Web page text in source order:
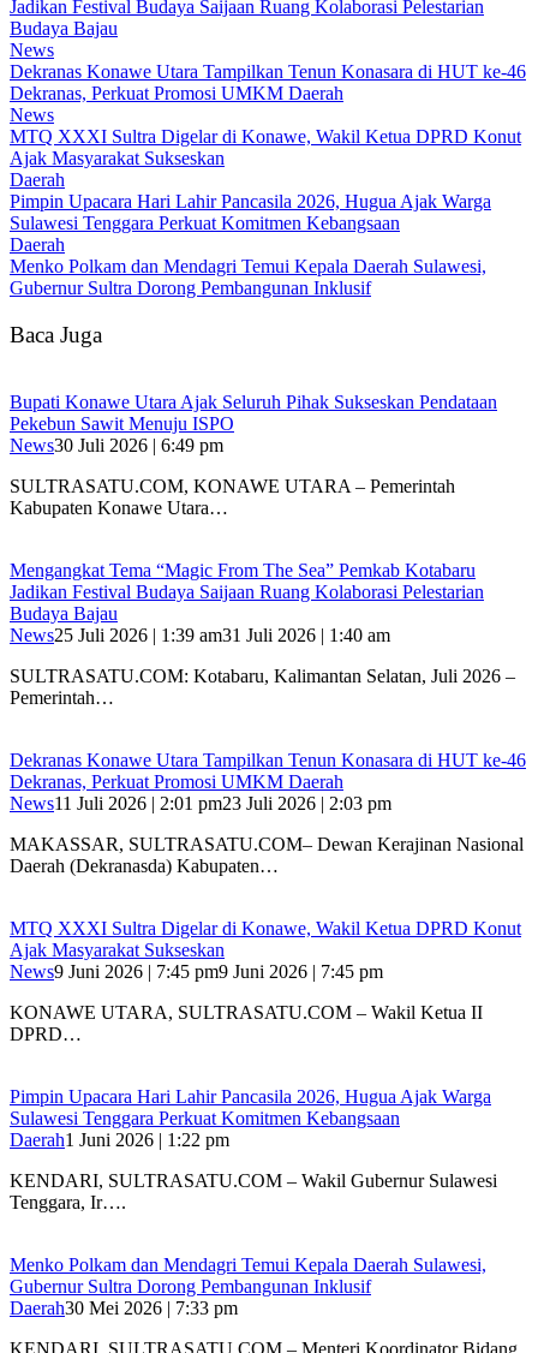
Jadikan Festival Budaya Saijaan Ruang Kolaborasi Pelestarian
Budaya Bajau
News
Dekranas Konawe Utara Tampilkan Tenun Konasara di HUT ke-46
Dekranas, Perkuat Promosi UMKM Daerah
News
MTQ XXXI Sultra Digelar di Konawe, Wakil Ketua DPRD Konut
Ajak Masyarakat Sukseskan
Daerah
Pimpin Upacara Hari Lahir Pancasila 2026, Hugua Ajak Warga
Sulawesi Tenggara Perkuat Komitmen Kebangsaan
Daerah
Menko Polkam dan Mendagri Temui Kepala Daerah Sulawesi,
Gubernur Sultra Dorong Pembangunan Inklusif
Baca Juga
Bupati Konawe Utara Ajak Seluruh Pihak Sukseskan Pendataan
Pekebun Sawit Menuju ISPO
News30 Juli 2026 | 6:49 pm
SULTRASATU.COM, KONAWE UTARA – Pemerintah
Kabupaten Konawe Utara…
Mengangkat Tema “Magic From The Sea” Pemkab Kotabaru
Jadikan Festival Budaya Saijaan Ruang Kolaborasi Pelestarian
Budaya Bajau
News25 Juli 2026 | 1:39 am31 Juli 2026 | 1:40 am
SULTRASATU.COM: Kotabaru, Kalimantan Selatan, Juli 2026 –
Pemerintah…
Dekranas Konawe Utara Tampilkan Tenun Konasara di HUT ke-46
Dekranas, Perkuat Promosi UMKM Daerah
News11 Juli 2026 | 2:01 pm23 Juli 2026 | 2:03 pm
MAKASSAR, SULTRASATU.COM– Dewan Kerajinan Nasional
Daerah (Dekranasda) Kabupaten…
MTQ XXXI Sultra Digelar di Konawe, Wakil Ketua DPRD Konut
Ajak Masyarakat Sukseskan
News9 Juni 2026 | 7:45 pm9 Juni 2026 | 7:45 pm
KONAWE UTARA, SULTRASATU.COM – Wakil Ketua II
DPRD…
Pimpin Upacara Hari Lahir Pancasila 2026, Hugua Ajak Warga
Sulawesi Tenggara Perkuat Komitmen Kebangsaan
Daerah1 Juni 2026 | 1:22 pm
KENDARI, SULTRASATU.COM – Wakil Gubernur Sulawesi
Tenggara, Ir….
Menko Polkam dan Mendagri Temui Kepala Daerah Sulawesi,
Gubernur Sultra Dorong Pembangunan Inklusif
Daerah30 Mei 2026 | 7:33 pm